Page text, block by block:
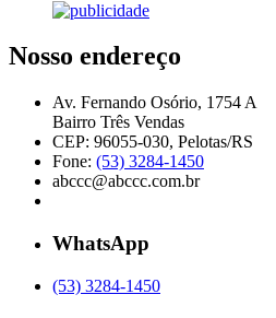
Nosso endereço
Av. Fernando Osório, 1754 A
Bairro Três Vendas
CEP: 96055-030, Pelotas/RS
Fone: (53) 3284-1450
abccc@abccc.com.br
WhatsApp
(53) 3284-1450